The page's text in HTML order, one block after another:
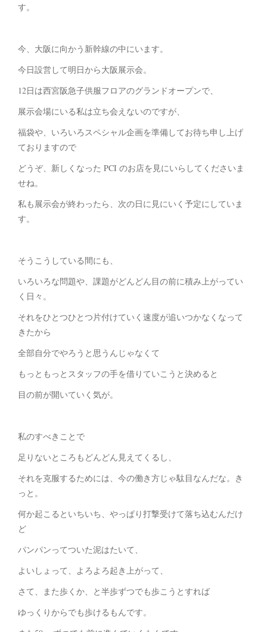
す。
今、大阪に向かう新幹線の中にいます。
今日設営して明日から大阪展示会。
12日は西宮阪急子供服フロアのグランドオープンで、
展示会場にいる私は立ち会えないのですが、
福袋や、いろいろスペシャル企画を準備してお待ち申し上げ
ておりますので
どうぞ、新しくなった PCI のお店を見にいらしてくださいま
せね。
私も展示会が終わったら、次の日に見にいく予定にしていま
す。
そうこうしている間にも、
いろいろな問題や、課題がどんどん目の前に積み上がってい
く日々。
それをひとつひとつ片付けていく速度が追いつかなくなって
きたから
全部自分でやろうと思うんじゃなくて
もっともっとスタッフの手を借りていこうと決めると
目の前が開いていく気が。
私のすべきことで
足りないところもどんどん見えてくるし、
それを克服するためには、今の働き方じゃ駄目なんだな。き
っと。
何か起こるといちいち、やっぱり打撃受けて落ち込むんだけ
ど
パンパンってついた泥はたいて、
よいしょって、よろよろ起き上がって、
さて、また歩くか、と半歩ずつでも歩こうとすれば
ゆっくりからでも歩けるもんです。